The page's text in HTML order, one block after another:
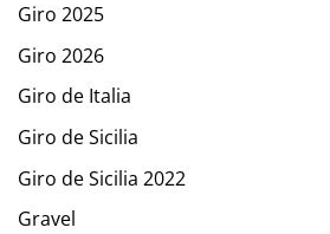
Giro 2025
Giro 2026
Giro de Italia
Giro de Sicilia
Giro de Sicilia 2022
Gravel